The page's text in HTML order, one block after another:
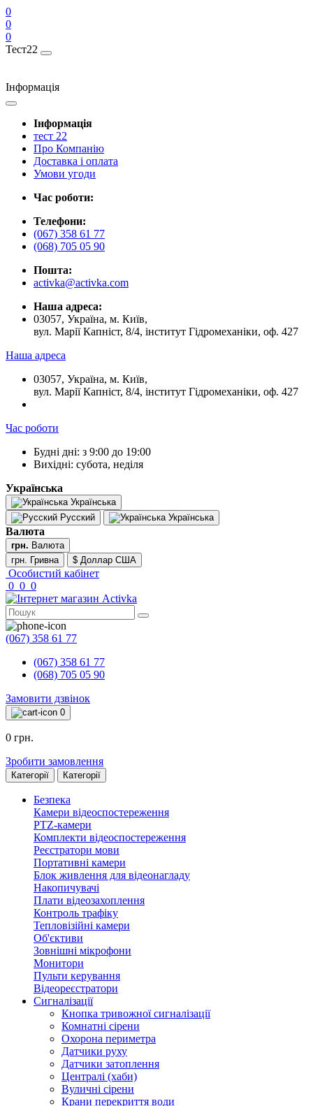
0
0
0
Тест22
Інформація
Інформація
тест 22
Про Компанію
Доставка і оплата
Умови угоди
Час роботи:
Телефони:
(067) 358 61 77
(068) 705 05 90
Пошта:
activka@activka.com
Наша адреса:
03057, Україна, м. Київ,
вул. Марії Капніст, 8/4, інститут Гідромеханіки, оф. 427
Наша адреса
03057, Україна, м. Київ,
вул. Марії Капніст, 8/4, інститут Гідромеханіки, оф. 427
Час роботи
Будні дні: з 9:00 до 19:00
Вихідні: субота, неділя
Українська
Українська
Русский
Українська
Валюта
грн. Валюта
грн. Гривна
$ Доллар США
Особистий кабінет
0 0 0
(067) 358 61 77
(067) 358 61 77
(068) 705 05 90
Замовити дзвінок
0
0 грн.
Зробити замовлення
Категорії Категорії
Безпека
Камери відеоспостереження
PTZ-камери
Комплекти відеоспостереження
Реєстратори мови
Портативні камери
Блок живлення для відеонагладу
Накопичувачі
Плати відеозахоплення
Контроль трафіку
Тепловізійні камери
Об'єктиви
Зовнішні мікрофони
Монитори
Пульти керування
Відеореєстратори
Сигналізації
Кнопка тривожної сигналізації
Комнатні сірени
Охорона периметра
Датчики руху
Датчики затоплення
Централі (хаби)
Вуличні сірени
Крани перекриття води